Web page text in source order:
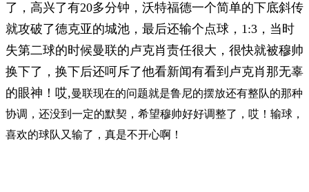
了，高兴了有20多分钟，沃特福德一个简单的下底斜传
就攻破了德克亚的城池，最后还输个点球，1:3，当时
失第二球的时候曼联的卢克肖责任很大，很快就被穆帅
换下了，换下后还呵斥了他看新闻有看到卢克肖那无辜
的眼神！哎,曼联现在的问题就是鲁尼的摆放还有整队的那种
协调，还没到一定的默契，希望穆帅好好调整了，哎！输球，
喜欢的球队又输了，真是不开心啊！